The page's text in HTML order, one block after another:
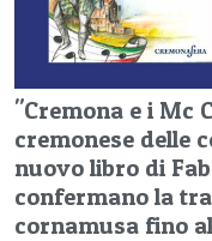
"Cremona e i Mc
cremonese delle
nuovo libro di
confermano la
cornamusa fino